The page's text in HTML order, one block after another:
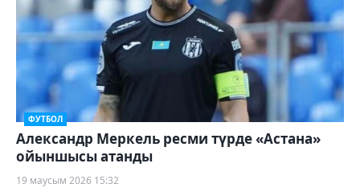
ФУТБОЛ
Александр Меркель ресми түрде «Астана»
ойыншысы атанды
19 маусым 2026 15:32